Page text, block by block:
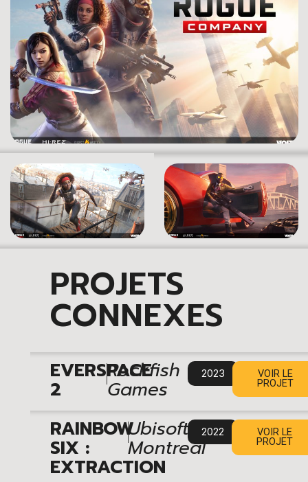
PROJETS
CONNEXES
EVERSPACE
2 |Rockfish
Games
2023
VOIR LE
PROJET
RAINBOW
SIX :
EXTRACTION
|Ubisoft
Montreal
2022
VOIR LE
PROJET